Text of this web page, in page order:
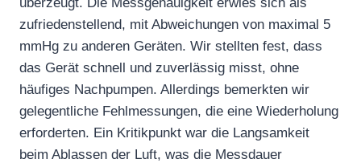
zufriedenstellend, mit Abweichungen von maximal 5
mmHg zu anderen Geräten. Wir stellten fest, dass
das Gerät schnell und zuverlässig misst, ohne
häufiges Nachpumpen. Allerdings bemerkten wir
gelegentliche Fehlmessungen, die eine Wiederholung
erforderten. Ein Kritikpunkt war die Langsamkeit
beim Ablassen der Luft, was die Messdauer